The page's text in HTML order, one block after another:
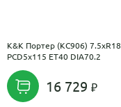
K&K Портер (КС906) 7.5xR18
PCD5x115 ET40 DIA70.2
16 729